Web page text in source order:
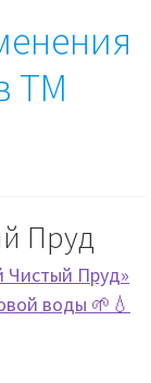
ТМ
Пруд
Чистый Пруд»
воды 🌱💧